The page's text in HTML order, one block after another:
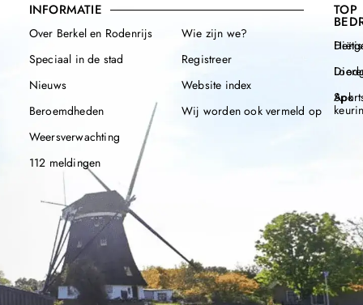
INFORMATIE
Over Berkel en Rodenrijs
Speciaal in de stad
Nieuws
Beroemdheden
Weersverwachting
112 meldingen
Wie zijn we?
Registreer
Website index
Wij worden ook vermeld op
TOP
Apk